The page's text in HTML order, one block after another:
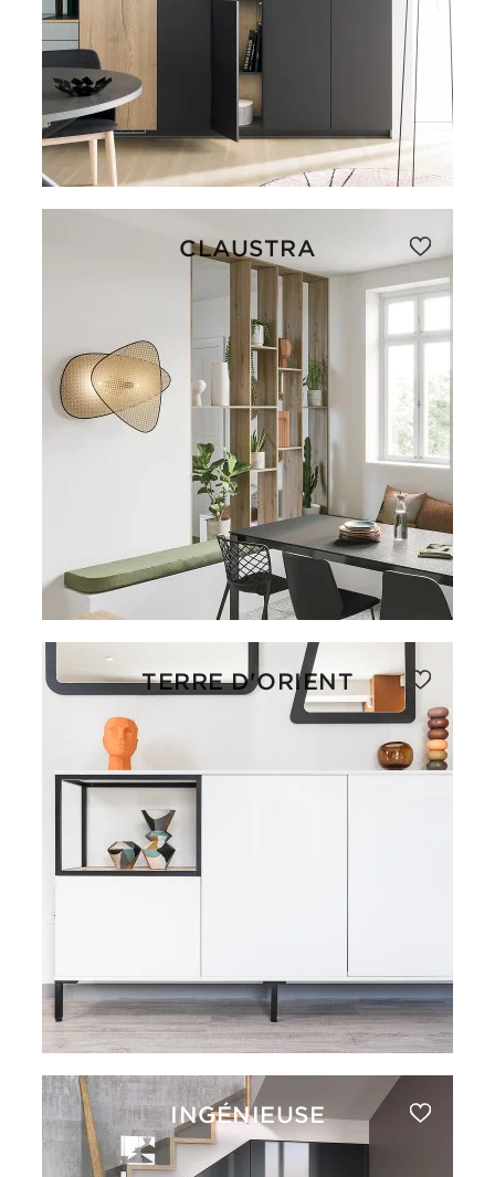
CLAUSTRA
TERRE D'ORIENT
INGÉNIEUSE